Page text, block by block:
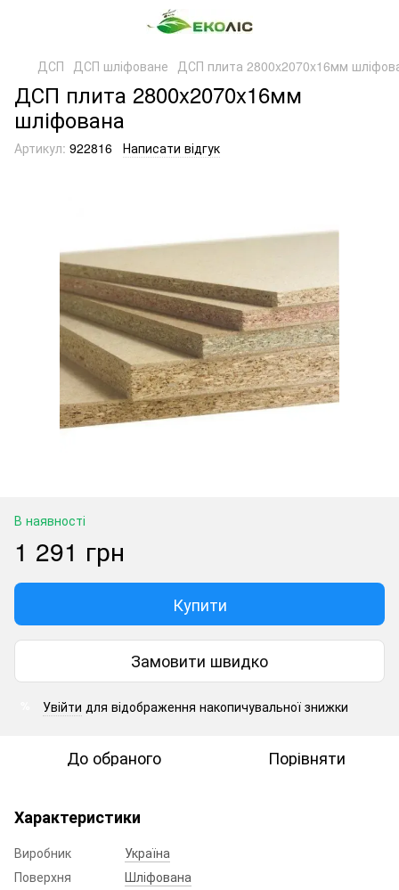
ДСП ДСП шліфоване ДСП плита 2800x2070x16мм
ДСП плита 2800x2070x16мм
шліфована
Артикул: 922816 Написати відгук
В наявності
1 291 грн
Купити
Замовити швидко
Увійти для відображення накопичувальної знижки
До обраного Порівняти
Характеристики
Виробник
Україна
Поверхня
Шліфована